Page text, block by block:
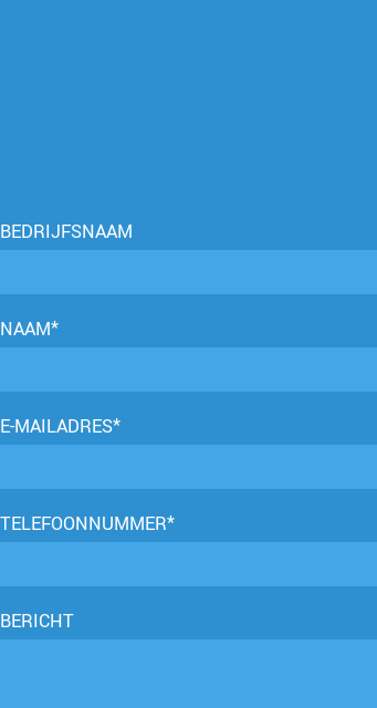
BEDRIJFSNAAM
NAAM*
E-MAILADRES*
TELEFOONNUMMER*
BERICHT